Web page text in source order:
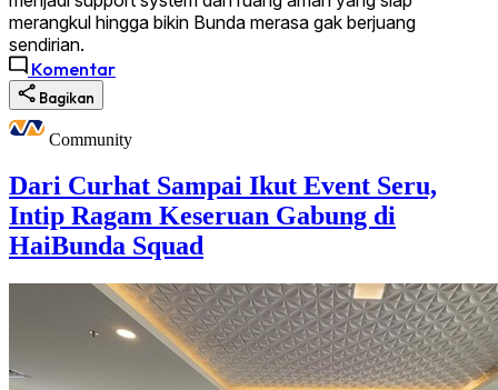
merangkul hingga bikin Bunda merasa gak berjuang
sendirian.
Komentar
Bagikan
Community
Dari Curhat Sampai Ikut Event Seru,
Intip Ragam Keseruan Gabung di
HaiBunda Squad